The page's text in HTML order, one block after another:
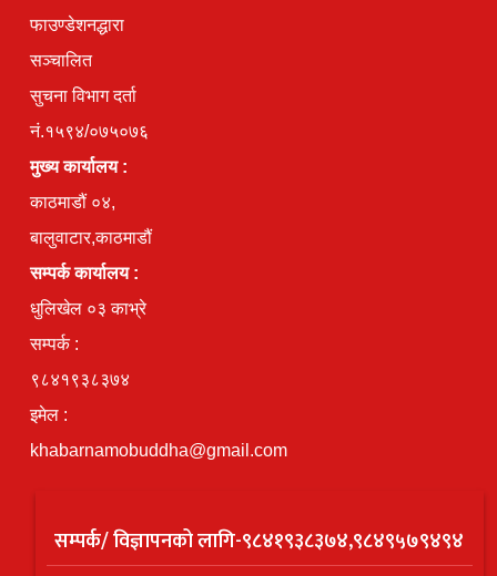
फाउण्डेशनद्धारा
सञ्चालित
सुचना विभाग दर्ता
नं.१५९४/०७५०७६
मुख्य कार्यालय :
काठमाडौं ०४,
बालुवाटार,काठमाडौं
सम्पर्क कार्यालय :
धुलिखेल ०३ काभ्रे
सम्पर्क :
९८४१९३८३७४
इमेल :
khabarnamobuddha@gmail.com
सम्पर्क/ विज्ञापनको लागि-९८४१९३८३७४,९८४९५७९४९४